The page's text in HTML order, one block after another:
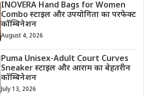
INOVERA Hand Bags for Women
Combo स्टाइल और उपयोगिता का परफेक्ट
कॉम्बिनेशन
August 4, 2026
Puma Unisex-Adult Court Curves
Sneaker स्टाइल और आराम का बेहतरीन
कॉम्बिनेशन
July 13, 2026